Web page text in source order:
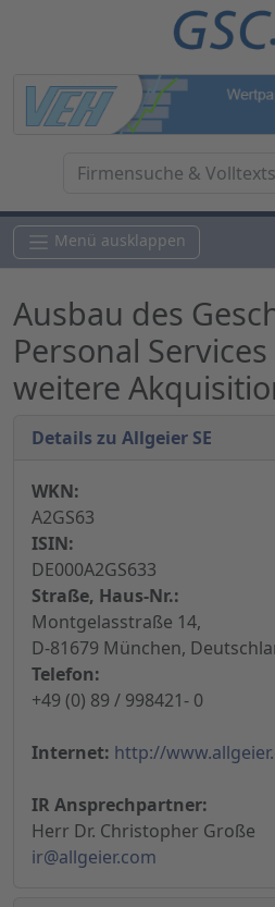
Menü ausklappen
Ausbau des
Personal
weitere
Details zu Allgeier SE
WKN:
A2GS63
ISIN:
DE000A2GS633
Straße, Haus-Nr.:
Montgelasstraße 14,
D-81679 München,
Telefon:
+49 (0) 89 / 998421- 0
Internet: http://
IR Ansprechpartner:
Herr Dr. Christopher Große
ir@allgeier.com